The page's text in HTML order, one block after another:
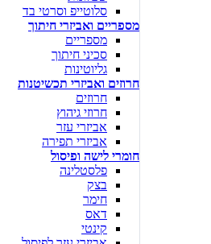
סלוטייפ וסרטי בד
מספריים ואביזרי חיתוך
מספריים
סכיני חיתוך
גליוטינות
חרוזים ואביזרי תכשיטנות
חרוזים
חרוזי גיהוץ
אביזרי עזר
אביזרי תפירה
חומרי לישה ופיסול
פלסטלינה
בצק
חימר
דאס
קינטי